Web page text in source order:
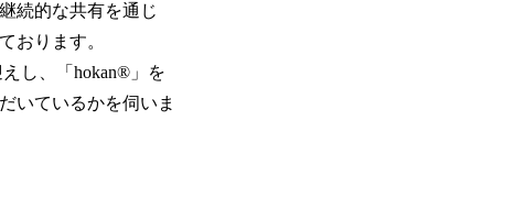
続的な共有を通じ
おります。
し、「hokan®︎」を
いているかを伺いま